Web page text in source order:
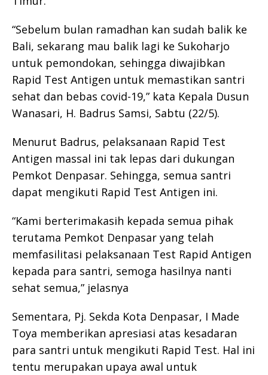
“Sebelum bulan ramadhan kan sudah balik ke
Bali, sekarang mau balik lagi ke Sukoharjo
untuk pemondokan, sehingga diwajibkan
Rapid Test Antigen untuk memastikan santri
sehat dan bebas covid-19,” kata Kepala Dusun
Wanasari, H. Badrus Samsi, Sabtu (22/5).
Menurut Badrus, pelaksanaan Rapid Test
Antigen massal ini tak lepas dari dukungan
Pemkot Denpasar. Sehingga, semua santri
dapat mengikuti Rapid Test Antigen ini.
“Kami berterimakasih kepada semua pihak
terutama Pemkot Denpasar yang telah
memfasilitasi pelaksanaan Test Rapid Antigen
kepada para santri, semoga hasilnya nanti
sehat semua,” jelasnya
Sementara, Pj. Sekda Kota Denpasar, I Made
Toya memberikan apresiasi atas kesadaran
para santri untuk mengikuti Rapid Test. Hal ini
tentu merupakan upaya awal untuk